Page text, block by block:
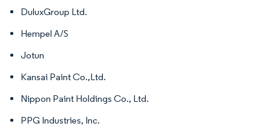
DuluxGroup Ltd.
Hempel A/S
Jotun
Kansai Paint Co.,Ltd.
Nippon Paint Holdings Co., Ltd.
PPG Industries, Inc.